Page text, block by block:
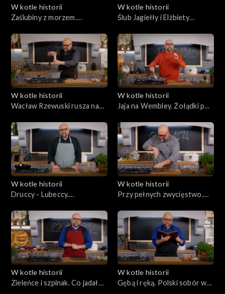
W kotle historii
Zaślubiny z morzem.
W kotle historii
Ślub Jagiełły i Elżbiety
miłości!
W kotle historii
Wacław Rzewuski rusza na
losy polskiego emira
W kotle historii
Jaja na Wembley. Żołądki pod
W kotle historii
Druccy - Lubeccy.
winach
W kotle historii
Przy pełnych zwycięstwo.
W kotle historii
Zieleńce i szpinak. Co jadał
W kotle historii
Gębą i ręką. Polski sobór w